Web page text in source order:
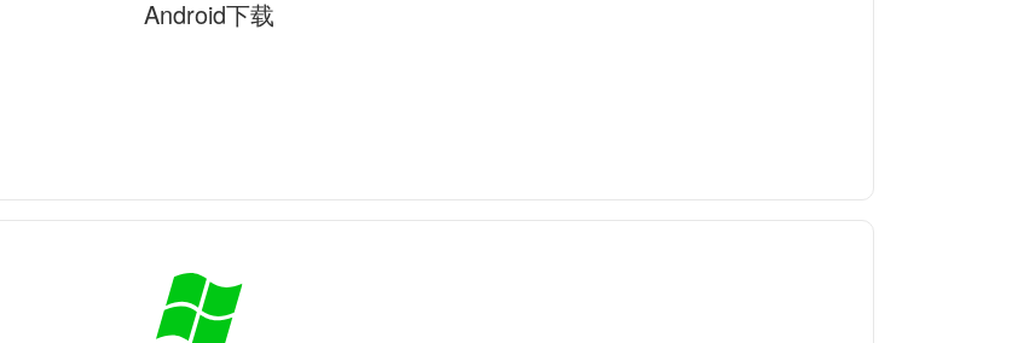
Android下载